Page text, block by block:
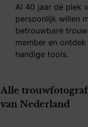
Al 40 jaar dé plek
persoonlijk willen
betrouwbare
member en
handige tools.
Alle
van Nederland